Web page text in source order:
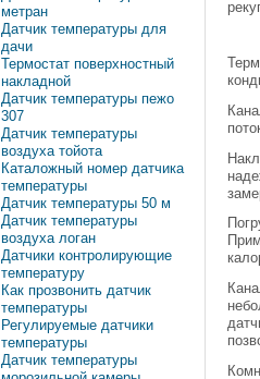
метран
Датчик температуры для
дачи
Термостат поверхностный
накладной
Датчик температуры пежо
307
Датчик температуры
воздуха тойота
Каталожный номер датчика
температуры
Датчик температуры 50 м
Датчик температуры
воздуха логан
Датчики контролирующие
температуру
Как прозвонить датчик
температуры
Регулируемые датчики
температуры
Датчик температуры